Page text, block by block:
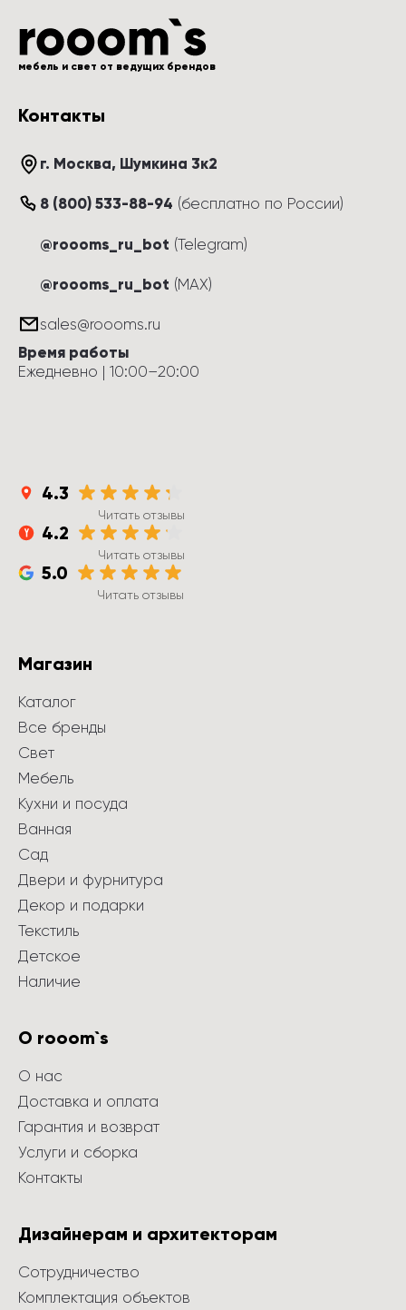
мебель и свет от ведущих брендов
Контакты
г. Москва, Шумкина 3к2
8 (800) 533-88-94 (бесплатно по России)
@roooms_ru_bot (Telegram)
@roooms_ru_bot (MAX)
sales@roooms.ru
Время работы
Ежедневно | 10:00–20:00
4.3
Читать отзывы
4.2
Читать отзывы
5.0
Читать отзывы
Магазин
Каталог
Все бренды
Свет
Мебель
Кухни и посуда
Ванная
Сад
Двери и фурнитура
Декор и подарки
Текстиль
Детское
Наличие
О rooom`s
О нас
Доставка и оплата
Гарантия и возврат
Услуги и сборка
Контакты
Дизайнерам и архитекторам
Сотрудничество
Комплектация объектов